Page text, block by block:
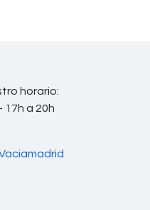
horario:
17h a 20h